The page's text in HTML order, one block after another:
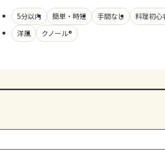
5分以内 簡単・時短 手間なし
料理初心
洋風
クノール®